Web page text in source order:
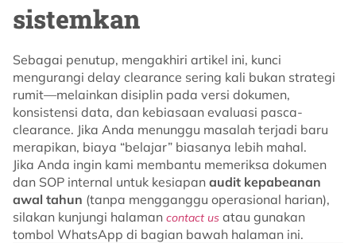
sistemkan
Sebagai penutup, mengakhiri artikel ini, kunci
mengurangi delay clearance sering kali bukan strategi
rumit—melainkan disiplin pada versi dokumen,
konsistensi data, dan kebiasaan evaluasi pasca-
clearance. Jika Anda menunggu masalah terjadi baru
merapikan, biaya “belajar” biasanya lebih mahal.
Jika Anda ingin kami membantu memeriksa dokumen
dan SOP internal untuk kesiapan audit kepabeanan
awal tahun (tanpa mengganggu operasional harian),
silakan kunjungi halaman contact us atau gunakan
tombol WhatsApp di bagian bawah halaman ini.